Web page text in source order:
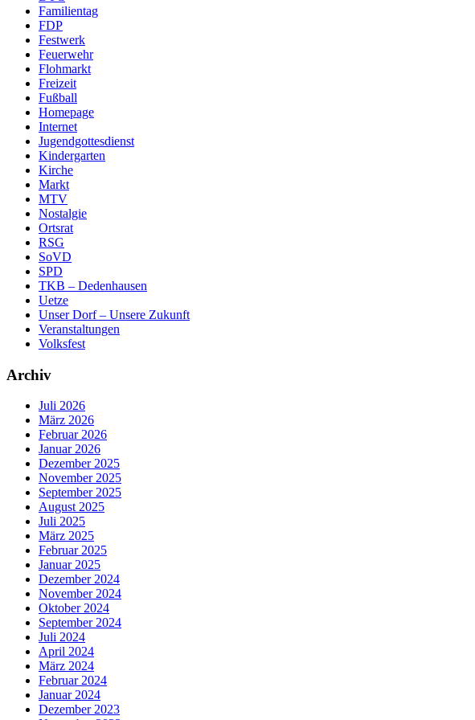
Familientag
FDP
Festwerk
Feuerwehr
Flohmarkt
Freizeit
Fußball
Homepage
Internet
Jugendgottesdienst
Kindergarten
Kirche
Markt
MTV
Nostalgie
Ortsrat
RSG
SoVD
SPD
TKB – Dedenhausen
Uetze
Unser Dorf – Unsere Zukunft
Veranstaltungen
Volksfest
Archiv
Juli 2026
März 2026
Februar 2026
Januar 2026
Dezember 2025
November 2025
September 2025
August 2025
Juli 2025
März 2025
Februar 2025
Januar 2025
Dezember 2024
November 2024
Oktober 2024
September 2024
Juli 2024
April 2024
März 2024
Februar 2024
Januar 2024
Dezember 2023